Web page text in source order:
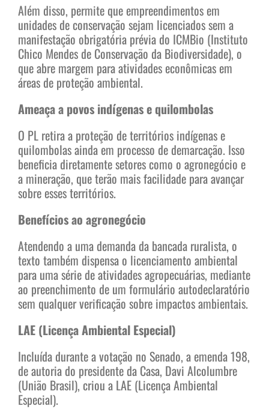
Além disso, permite que empreendimentos em
unidades de conservação sejam licenciados sem a
manifestação obrigatória prévia do ICMBio (Instituto
Chico Mendes de Conservação da Biodiversidade), o
que abre margem para atividades econômicas em
áreas de proteção ambiental.
Ameaça a povos indígenas e quilombolas
O PL retira a proteção de territórios indígenas e
quilombolas ainda em processo de demarcação. Isso
beneficia diretamente setores como o agronegócio e
a mineração, que terão mais facilidade para avançar
sobre esses territórios.
Benefícios ao agronegócio
Atendendo a uma demanda da bancada ruralista, o
texto também dispensa o licenciamento ambiental
para uma série de atividades agropecuárias, mediante
ao preenchimento de um formulário autodeclaratório
sem qualquer verificação sobre impactos ambientais.
LAE (Licença Ambiental Especial)
Incluída durante a votação no Senado, a emenda 198,
de autoria do presidente da Casa, Davi Alcolumbre
(União Brasil), criou a LAE (Licença Ambiental
Especial).